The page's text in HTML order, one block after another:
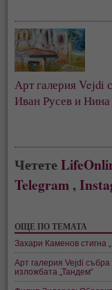
Арт галерия Vejdi
Иван Русев и Нина
Четете
Telegram ,
ОЩЕ ПО ТЕМАТА
Захари Каменов стигна
Арт галерия Vejdi
изложбата „Тандем“